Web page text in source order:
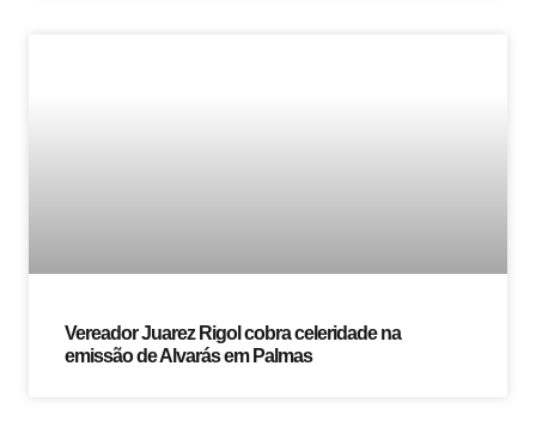
Vereador Juarez Rigol cobra celeridade na
emissão de Alvarás em Palmas